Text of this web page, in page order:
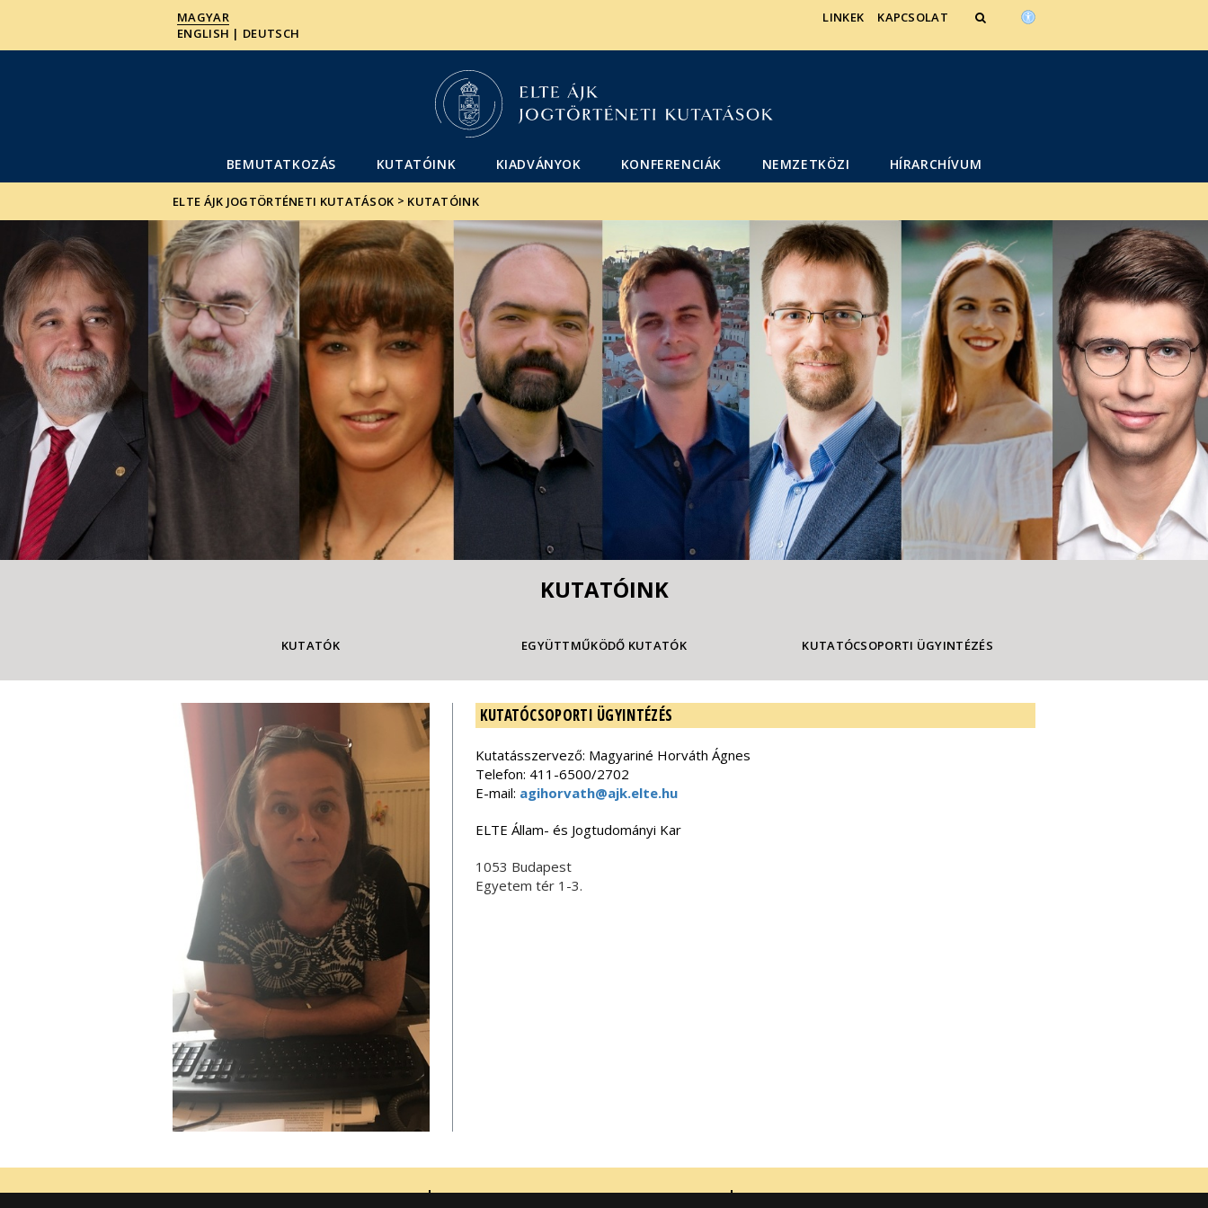
sajtóban
MAGYAR
ENGLISH | DEUTSCH
LINKEK KAPCSOLAT
BEMUTATKOZÁS KUTATÓINK KIADVÁNYOK KONFERENCIÁK NEMZETKÖZI HÍRARCHÍVUM
ELTE ÁJK JOGTÖRTÉNETI KUTATÁSOK > KUTATÓINK
KUTATÓINK
KUTATÓK EGYÜTTMŰKÖDŐ KUTATÓK KUTATÓCSOPORTI ÜGYINTÉZÉS
KUTATÓCSOPORTI ÜGYINTÉZÉS
Kutatásszervező: Magyariné Horváth Ágnes
Telefon: 411-6500/2702
E-mail: agihorvath@ajk.elte.hu
ELTE Állam- és Jogtudományi Kar
1053 Budapest
Egyetem tér 1-3.
Magyar Tudományos Akadémia
Eötvös Loránd Tudományegyetem
© 2025 Eötvös Loránd Tudományegyetem